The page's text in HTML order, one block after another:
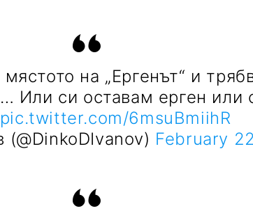
на „Ергенът“ и
Или си оставам ерген или
pic.twitter.com/6msuBmiihR
February